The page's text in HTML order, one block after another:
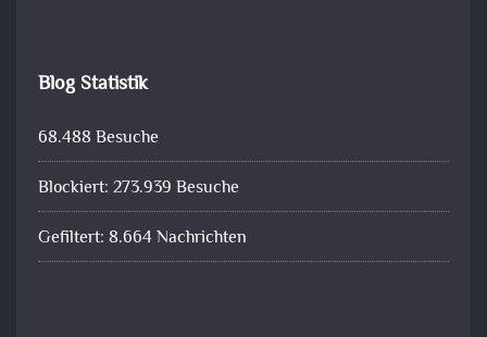
Blog Statistik
68.488 Besuche
Blockiert: 273.939 Besuche
Gefiltert: 8.664 Nachrichten